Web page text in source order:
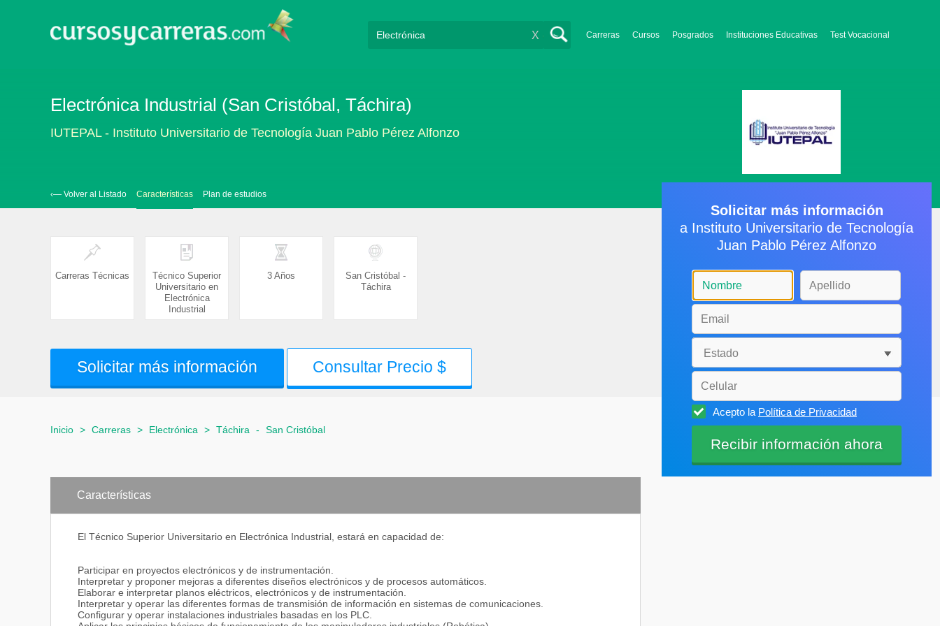
Carreras Cursos Posgrados Instituciones Educativas Test Vocacional
X
Electrónica Industrial (San Cristóbal, Táchira)
IUTEPAL - Instituto Universitario de Tecnología Juan Pablo Pérez Alfonzo
‹— Volver al Listado Características Plan de estudios
Carreras Técnicas
Técnico Superior
Universitario en
Electrónica
Industrial
3 Años
San Cristóbal -
Táchira
Solicitar más información Consultar Precio $
Inicio > Carreras > Electrónica > Táchira - San Cristóbal
Características
El Técnico Superior Universitario en Electrónica Industrial, estará en capacidad de:
Participar en proyectos electrónicos y de instrumentación.
Interpretar y proponer mejoras a diferentes diseños electrónicos y de procesos automáticos.
Elaborar e interpretar planos eléctricos, electrónicos y de instrumentación.
Interpretar y operar las diferentes formas de transmisión de información en sistemas de comunicaciones.
Configurar y operar instalaciones industriales basadas en los PLC.
Solicitar más información
a Instituto Universitario de Tecnología
Juan Pablo Pérez Alfonzo
Acepto la Política de Privacidad